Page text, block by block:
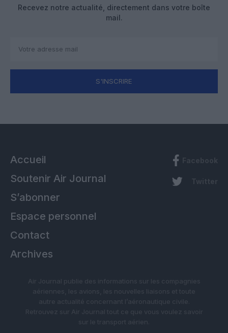
Recevez notre actualité, directement dans votre boîte
mail.
S'INSCRIRE
Accueil
Soutenir Air Journal
S’abonner
Espace personnel
Contact
Archives